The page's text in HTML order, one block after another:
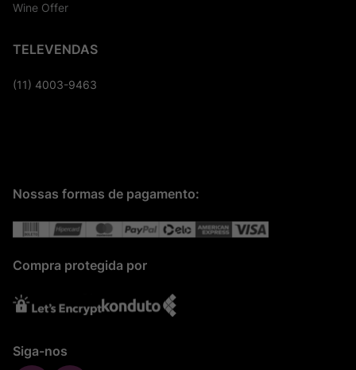
Wine Offer
TELEVENDAS
(11) 4003-9463
Nossas formas de pagamento:
Compra protegida por
Siga-nos